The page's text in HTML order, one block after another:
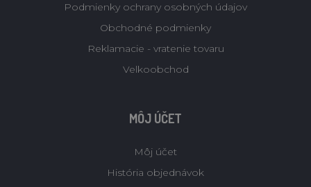
Podmienky ochrany osobných údajov
Obchodné podmienky
Reklamacie - vratenie tovaru
Velkoobchod
MÔJ ÚČET
Môj účet
História objednávok